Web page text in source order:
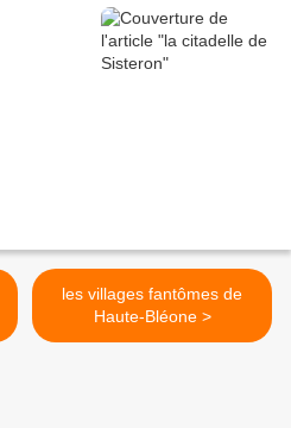
les villages fantômes de
Haute-Bléone >